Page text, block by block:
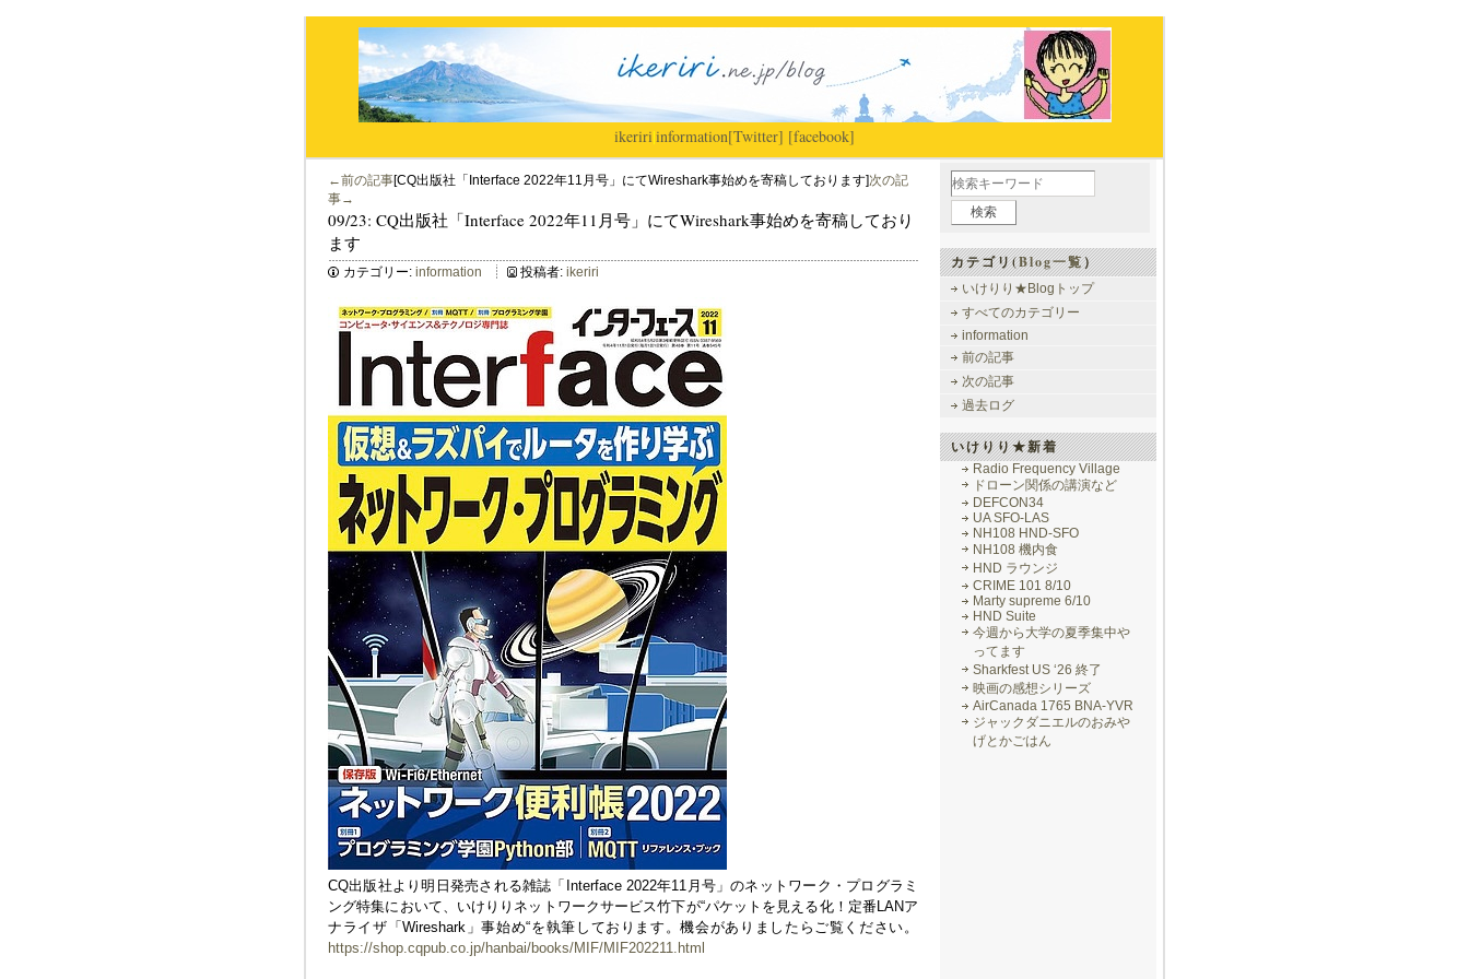
ikeriri|information[Twitter] [facebook]
←前の記事[CQ出版社「Interface 2022年11月号」にてWireshark事始めを寄稿しております]次の記
事→
09/23: CQ出版社「Interface 2022年11月号」にてWireshark事始めを寄稿しており
ます
カテゴリー: information 投稿者: ikeriri
CQ出版社より明日発売される雑誌「Interface 2022年11月号」のネットワーク・プログラミ
ング特集において、いけりりネットワークサービス竹下が“パケットを見える化！定番LANア
ナライザ「Wireshark」事始め“を執筆しております。機会がありましたらご覧ください。
https://shop.cqpub.co.jp/hanbai/books/MIF/MIF202211.html
カテゴリ(Blog一覧）
いけりり★Blogトップ
すべてのカテゴリー
information
前の記事
次の記事
過去ログ
いけりり★新着
Radio Frequency Village
ドローン関係の講演など
DEFCON34
UA SFO-LAS
NH108 HND-SFO
NH108 機内食
HND ラウンジ
CRIME 101 8/10
Marty supreme 6/10
HND Suite
今週から大学の夏季集中や
ってます
Sharkfest US ‘26 終了
映画の感想シリーズ
AirCanada 1765 BNA-YVR
ジャックダニエルのおみや
げとかごはん